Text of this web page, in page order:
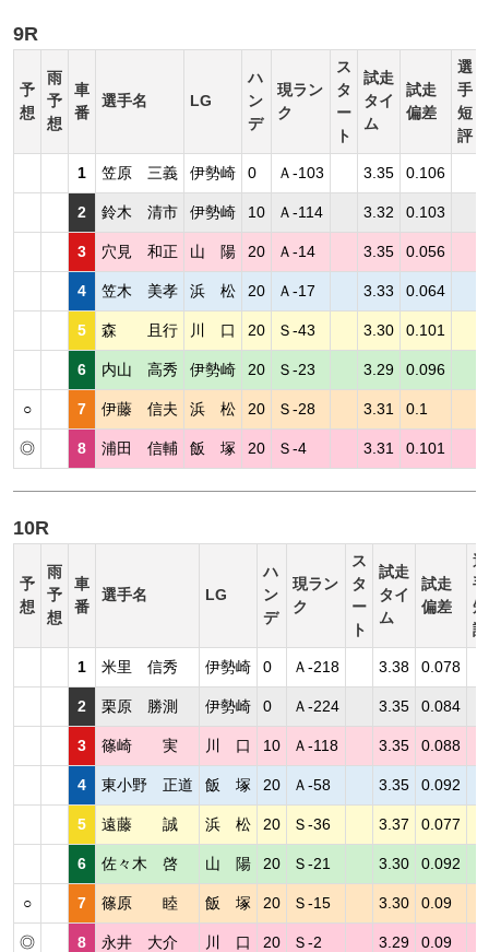
9R
予
想
雨
予
想
車
番
選手名 LG
ハ
ン
デ
現ラン
ク
ス
タ
ー
ト
試走
タイ
ム
試走
偏差
選
手
短
評
1 笠原 三義 伊勢崎 0 Ａ-103 3.35 0.106
2 鈴木 清市 伊勢崎 10 Ａ-114 3.32 0.103
3 穴見 和正 山 陽 20 Ａ-14 3.35 0.056
4 笠木 美孝 浜 松 20 Ａ-17 3.33 0.064
5 森 且行 川 口 20 Ｓ-43 3.30 0.101
6 内山 高秀 伊勢崎 20 Ｓ-23 3.29 0.096
○ 7 伊藤 信夫 浜 松 20 Ｓ-28 3.31 0.1
◎ 8 浦田 信輔 飯 塚 20 Ｓ-4 3.31 0.101
10R
予
想
雨
予
想
車
番
選手名 LG
ハ
ン
デ
現ラン
ク
ス
タ
ー
ト
試走
タイ
ム
試走
偏差
選
手
短
評
1 米里 信秀 伊勢崎 0 Ａ-218 3.38 0.078
2 栗原 勝測 伊勢崎 0 Ａ-224 3.35 0.084
3 篠崎 実 川 口 10 Ａ-118 3.35 0.088
4 東小野 正道 飯 塚 20 Ａ-58 3.35 0.092
5 遠藤 誠 浜 松 20 Ｓ-36 3.37 0.077
6 佐々木 啓 山 陽 20 Ｓ-21 3.30 0.092
○ 7 篠原 睦 飯 塚 20 Ｓ-15 3.30 0.09
◎ 8 永井 大介 川 口 20 Ｓ-2 3.29 0.09